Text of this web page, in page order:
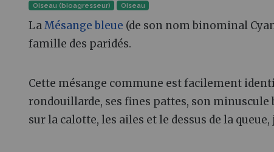
Oiseau (bioagresseur) Oiseau‎
LaMésange bleue (de son nom binominal
famille des paridés.
Cette mésange commune est facilement
rondouillarde, ses fines pattes, son
sur la calotte, les ailes et le dessus de la